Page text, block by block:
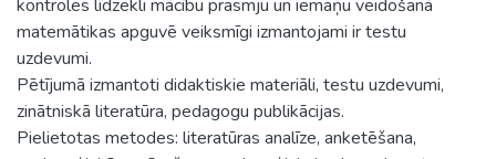
kontroles līdzekli mācību prasmju un iemaņu veidošanā
matemātikas apguvē veiksmīgi izmantojami ir testu
uzdevumi.
Pētījumā izmantoti didaktiskie materiāli, testu uzdevumi,
zinātniskā literatūra, pedagogu publikācijas.
Pielietotas metodes: literatūras analīze, anketēšana,